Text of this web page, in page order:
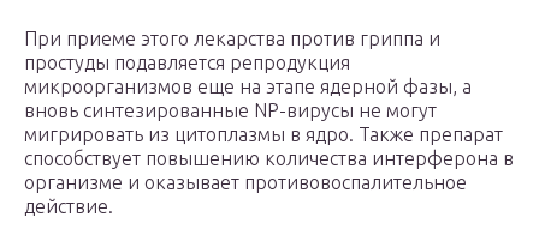
При приеме этого лекарства против гриппа и
простуды подавляется репродукция
микроорганизмов еще на этапе ядерной фазы, а
вновь синтезированные NP-вирусы не могут
мигрировать из цитоплазмы в ядро. Также препарат
способствует повышению количества интерферона в
организме и оказывает противовоспалительное
действие.